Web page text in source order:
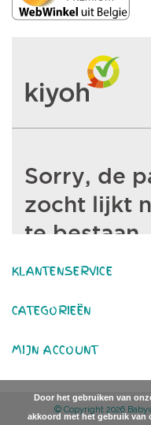
KLANTENSERVICE
CATEGORIEËN
MIJN ACCOUNT
© Copyright 2026
Door het gebruiken van
akkoord met het gebruik van